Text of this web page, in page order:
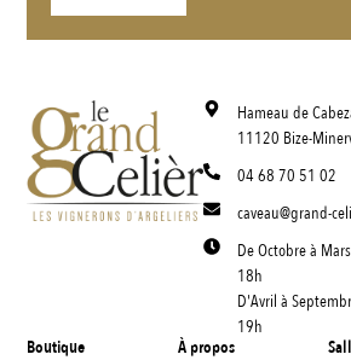
Hameau de
11120 Bize-
04 68 70 51 02
caveau@grand-
De Octobre à
18h
D'Avril à
19h
Boutique
À propos